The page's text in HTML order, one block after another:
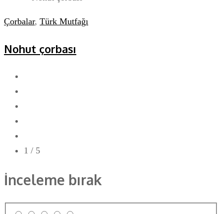
Çorbalar, Türk Mutfağı
Nohut çorbası
1 / 5
İnceleme bırak